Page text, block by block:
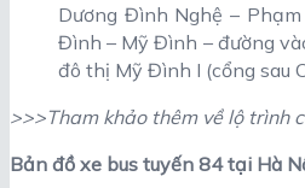
Dương Đình Nghệ –
Đình – Mỹ Đình – đường
đô thị Mỹ Đình I (cổng sau
>>>Tham khảo thêm về lộ trình
Bản đồ xe bus tuyến 84 tại Hà